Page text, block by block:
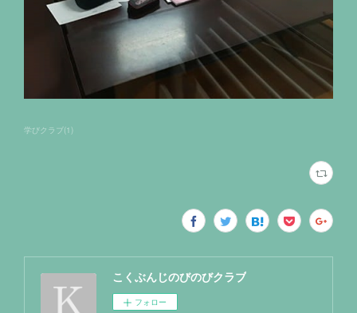
学びクラブ(1)
こくぶんじのびのびクラブ
フォロー